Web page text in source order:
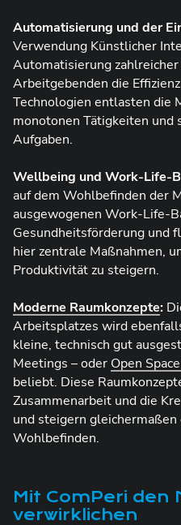
Automatisierung und der
Verwendung Künstlicher
Automatisierung
Arbeitgebenden die
Technologien entlasten die
monotonen Tätigkeiten und
Aufgaben.
Wellbeing und Work-Life-
auf dem Wohlbefinden der
ausgewogenen Work-Life-
Gesundheitsförderung und
hier zentrale Maßnahmen,
Produktivität zu steigern.
Moderne Raumkonzepte:
Arbeitsplatzes wird
kleine, technisch gut
Meetings – oder Open
beliebt. Diese
Zusammenarbeit und die
und steigern
Wohlbefinden.
Mit ComPeri den
verwirklichen